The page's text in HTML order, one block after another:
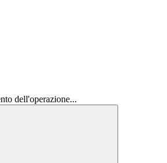
dell'operazione...